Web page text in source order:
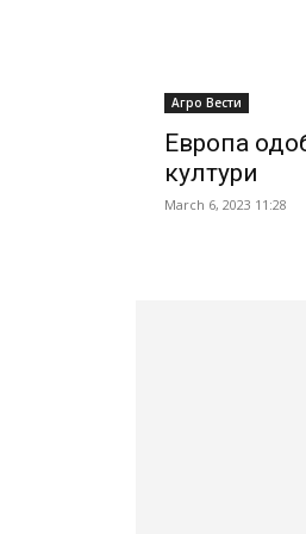
Агро Вести
Европа
култури
March 6, 2023 11:28